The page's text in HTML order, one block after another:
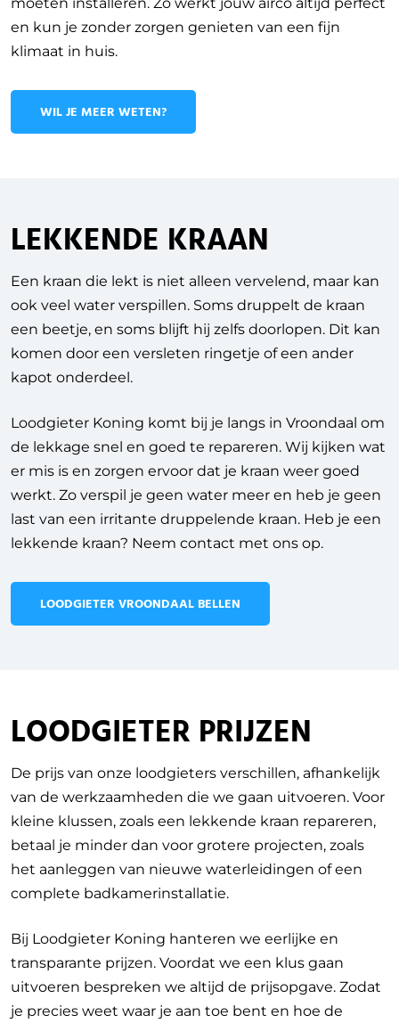
en kun je zonder zorgen genieten van een fijn
klimaat in huis.
WIL JE MEER WETEN?
LEKKENDE KRAAN
Een kraan die lekt is niet alleen vervelend, maar kan
ook veel water verspillen. Soms druppelt de kraan
een beetje, en soms blijft hij zelfs doorlopen. Dit kan
komen door een versleten ringetje of een ander
kapot onderdeel.
Loodgieter Koning komt bij je langs in Vroondaal om
de lekkage snel en goed te repareren. Wij kijken wat
er mis is en zorgen ervoor dat je kraan weer goed
werkt. Zo verspil je geen water meer en heb je geen
last van een irritante druppelende kraan. Heb je een
lekkende kraan? Neem contact met ons op.
LOODGIETER VROONDAAL BELLEN
LOODGIETER PRIJZEN
De prijs van onze loodgieters verschillen, afhankelijk
van de werkzaamheden die we gaan uitvoeren. Voor
kleine klussen, zoals een lekkende kraan repareren,
betaal je minder dan voor grotere projecten, zoals
het aanleggen van nieuwe waterleidingen of een
complete badkamerinstallatie.
Bij Loodgieter Koning hanteren we eerlijke en
transparante prijzen. Voordat we een klus gaan
uitvoeren bespreken we altijd de prijsopgave. Zodat
je precies weet waar je aan toe bent en hoe de